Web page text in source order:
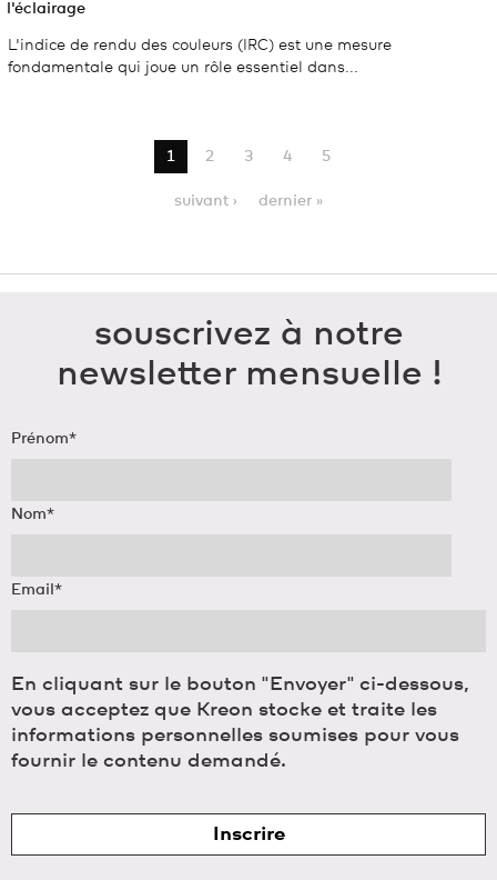
l'éclairage
L'indice de rendu des couleurs (IRC) est une mesure
fondamentale qui joue un rôle essentiel dans...
1 2 3 4 5
suivant › dernier »
souscrivez à notre
newsletter mensuelle !
Prénom*
Nom*
Email *
En cliquant sur le bouton "Envoyer" ci-dessous,
vous acceptez que Kreon stocke et traite les
informations personnelles soumises pour vous
fournir le contenu demandé.